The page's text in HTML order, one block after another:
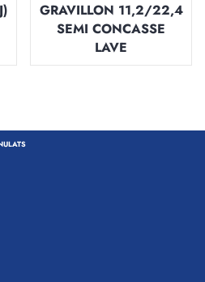
GRAVILLON 11,2/22,4
SEMI CONCASSE
LAVE